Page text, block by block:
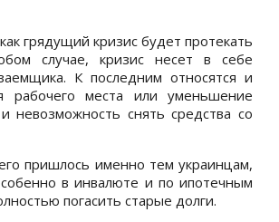
грядущий кризис будет протекать
случае, кризис несет в себе
К последним относятся и
места или уменьшение
невозможность снять средства со
пришлось именно тем украинцам,
в инвалюте и по ипотечным
погасить старые долги.